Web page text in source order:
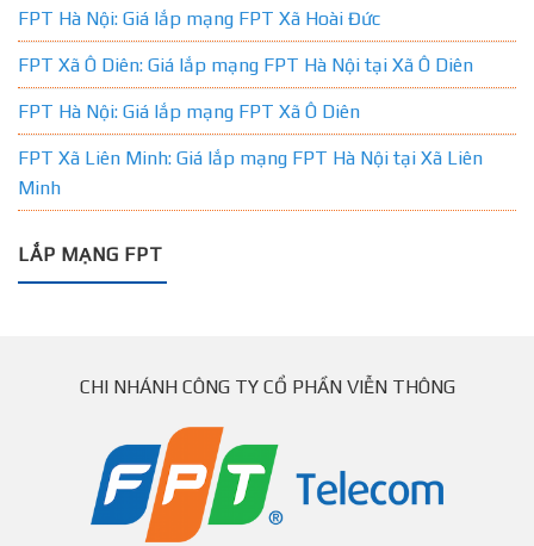
FPT Hà Nội: Giá lắp mạng FPT Xã Hoài Đức
FPT Xã Ô Diên: Giá lắp mạng FPT Hà Nội tại Xã Ô Diên
FPT Hà Nội: Giá lắp mạng FPT Xã Ô Diên
FPT Xã Liên Minh: Giá lắp mạng FPT Hà Nội tại Xã Liên
Minh
LẮP MẠNG FPT
CHI NHÁNH CÔNG TY CỔ PHẦN VIỄN THÔNG